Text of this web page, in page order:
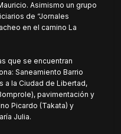
Asimismo un grupo
de “Jornales
en el camino La
que se encuentran
Saneamiento Barrio
a la Ciudad de Libertad,
pavimentación y
Picardo (Takata) y
Julia.